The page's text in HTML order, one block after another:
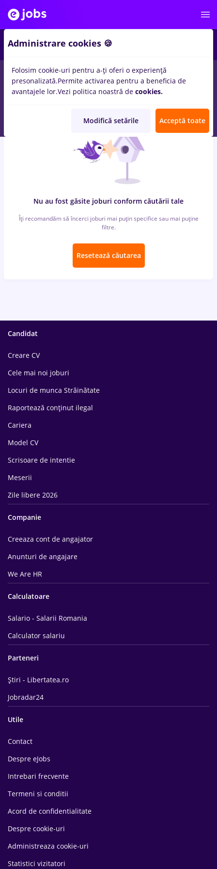
locuri de muncafood panda, Full timeinIasi (Iasi)
Student, Entry-Level (< 2 ani)inTransport / Distributie, IT /
Telecom
Nu au fost găsite joburi conform căutării tale
Îți recomandăm să încerci joburi mai puțin specifice sau mai puține
filtre.
Resetează căutarea
Candidat
Creare CV
Cele mai noi joburi
Locuri de munca Străinătate
Raportează conținut ilegal
Cariera
Model CV
Scrisoare de intentie
Meserii
Zile libere 2026
Companie
Creeaza cont de angajator
Anunturi de angajare
We Are HR
Calculatoare
Salario - Salarii Romania
Calculator salariu
Parteneri
Știri - Libertatea.ro
Jobradar24
Utile
Contact
Despre eJobs
Intrebari frecvente
Termeni si conditii
Acord de confidentialitate
Despre cookie-uri
Administreaza cookie-uri
Statistici vizitatori
Administrare cookies 🍪
Folosim cookie-uri pentru a-ți oferi o experiență
presonalizată.Permite activarea pentru a beneficia de
avantajele lor.Vezi politica noastră de cookies.
Modifică setările Acceptă toate